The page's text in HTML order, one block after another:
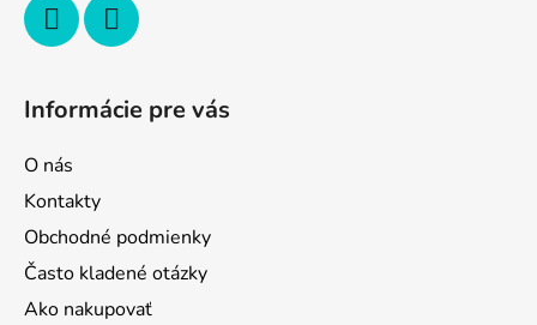
Informácie pre vás
O nás
Kontakty
Obchodné podmienky
Často kladené otázky
Ako nakupovať